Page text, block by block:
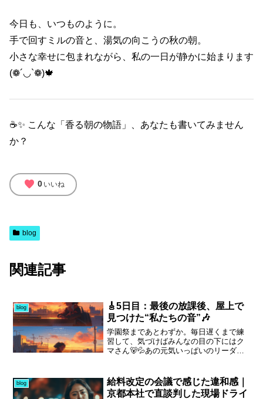
今日も、いつものように。
手で回すミルの音と、湯気の向こうの秋の朝。
小さな幸せに包まれながら、私の一日が静かに始まります
(❁´◡`❁)🍁
☕✨ こんな「香る朝の物語」、あなたも書いてみません
か？
favorite 0 いいね
blog
関連記事
blog
🎸5日目：最後の放課後、屋上で
見つけた“私たちの音”🎶
学園祭まであとわずか。毎日遅くまで練
習して、気づけばみんなの目の下にはク
マさん🐻💦あの元気いっぱいのリーダ
ち、本当にこれでいいのかな？」
blog
給料改定の会議で感じた違和感｜
京都本社で直談判した現場ドライ